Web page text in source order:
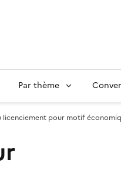
Par thème
licenciement pour motif